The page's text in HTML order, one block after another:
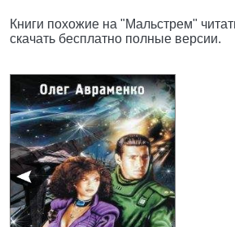
Книги похожие на "Мальстрем"
скачать бесплатно полные версии.